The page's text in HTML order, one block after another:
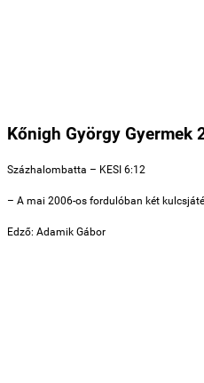
Kőnigh György Gyermek
Százhalombatta – KESI 6:12
– A mai 2006-os fordulóban két
Edző: Adamik Gábor